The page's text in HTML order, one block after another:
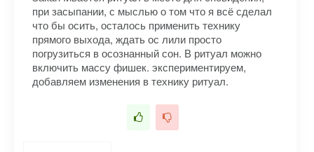
при засыпании, с мыслью о том что я всё сделал
что бы осить, осталось применить технику
прямого выхода, ждать ос лили просто
погрузиться в осознанный сон. В ритуал можно
включить массу фишек. экспериментируем,
добавляем изменения в технику ритуал.